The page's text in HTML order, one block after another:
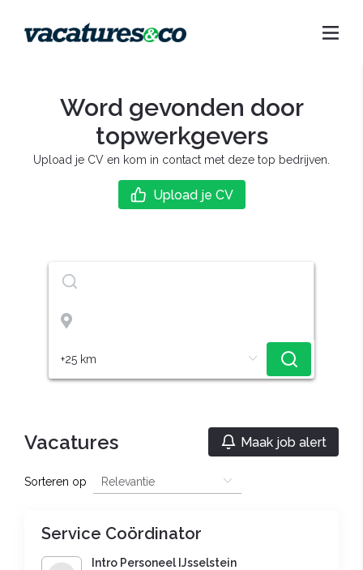
Word gevonden door
topwerkgevers
Upload je CV en kom in contact met deze top bedrijven.
Upload je CV
Vacatures Maak job alert
Sorteren op
Service Coördinator
Intro Personeel IJsselstein